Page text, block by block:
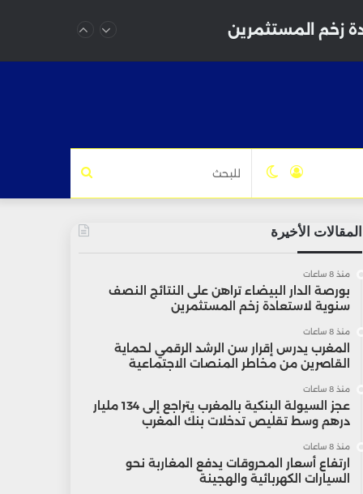
للبحث الوضعتسجيل
المقالات الأخيرة
منذ 8 ساعات
بورصة الدار البيضاء تراهن على النتائج النصف
سنوية لاستعادة زخم المستثمرين
منذ 8 ساعات
المغرب يدرس إقرار سن الرشد الرقمي لحماية
القاصرين من مخاطر المنصات الاجتماعية
منذ 8 ساعات
عجز السيولة البنكية بالمغرب يتراجع إلى 134 مليار
درهم وسط تقليص تدخلات بنك المغرب
منذ 8 ساعات
ارتفاع أسعار المحروقات يدفع المغاربة نحو
السيارات الكهربائية والهجينة